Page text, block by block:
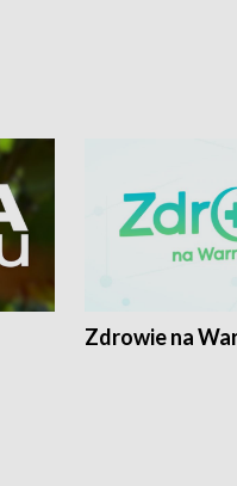
Zdrowie na